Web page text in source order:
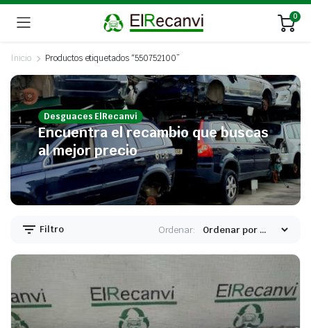
0
Inicio Productos etiquetados “550752100”
Desguaces ElRecanvi
Encuentra el recambio que buscas
al mejor precio
Filtro Ordenar: